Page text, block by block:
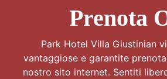
Prenota
Park Hotel Villa Giustinian
vantaggiose e garantite
nostro sito internet. Sentiti